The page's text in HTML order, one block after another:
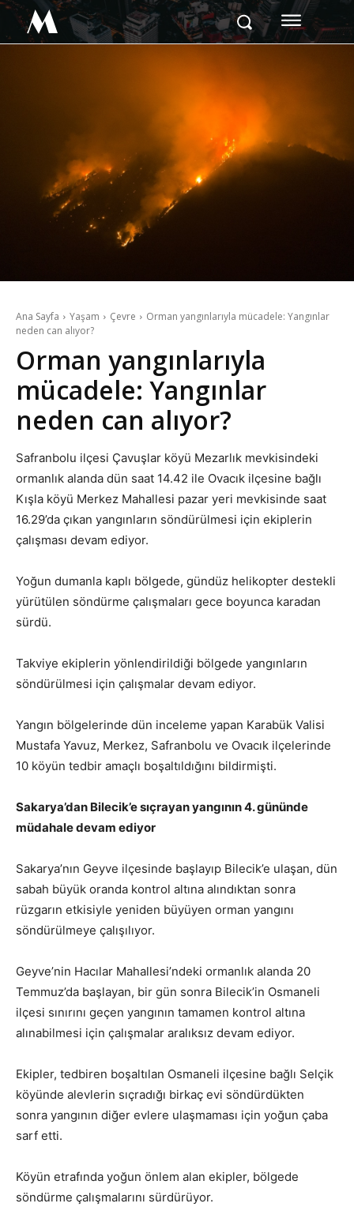
M
Ana Sayfa Yaşam Çevre
Orman yangınlarıyla mücadele: Yangınlar
neden can alıyor?
Orman yangınlarıyla
mücadele: Yangınlar
neden can alıyor?
Safranbolu ilçesi Çavuşlar köyü Mezarlık mevkisindeki
ormanlık alanda dün saat 14.42 ile Ovacık ilçesine bağlı
Kışla köyü Merkez Mahallesi pazar yeri mevkisinde saat
16.29’da çıkan yangınların söndürülmesi için ekiplerin
çalışması devam ediyor.
Yoğun dumanla kaplı bölgede, gündüz helikopter destekli
yürütülen söndürme çalışmaları gece boyunca karadan
sürdü.
Takviye ekiplerin yönlendirildiği bölgede yangınların
söndürülmesi için çalışmalar devam ediyor.
Yangın bölgelerinde dün inceleme yapan Karabük Valisi
Mustafa Yavuz, Merkez, Safranbolu ve Ovacık ilçelerinde
10 köyün tedbir amaçlı boşaltıldığını bildirmişti.
Sakarya’dan Bilecik’e sıçrayan yangının 4. gününde
müdahale devam ediyor
Sakarya’nın Geyve ilçesinde başlayıp Bilecik’e ulaşan, dün
sabah büyük oranda kontrol altına alındıktan sonra
rüzgarın etkisiyle yeniden büyüyen orman yangını
söndürülmeye çalışılıyor.
Geyve’nin Hacılar Mahallesi’ndeki ormanlık alanda 20
Temmuz’da başlayan, bir gün sonra Bilecik’in Osmaneli
ilçesi sınırını geçen yangının tamamen kontrol altına
alınabilmesi için çalışmalar aralıksız devam ediyor.
Ekipler, tedbiren boşaltılan Osmaneli ilçesine bağlı Selçik
köyünde alevlerin sıçradığı birkaç evi söndürdükten
sonra yangının diğer evlere ulaşmaması için yoğun çaba
sarf etti.
Köyün etrafında yoğun önlem alan ekipler, bölgede
söndürme çalışmalarını sürdürüyor.